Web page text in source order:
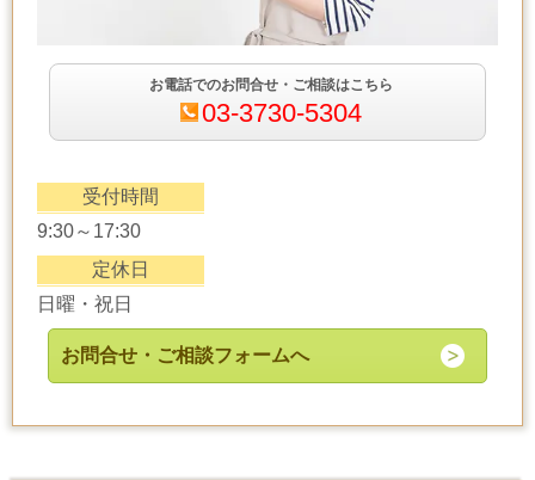
お電話でのお問合せ・ご相談はこちら
03-3730-5304
受付時間
9:30～17:30
定休日
日曜・祝日
お問合せ・ご相談フォームへ